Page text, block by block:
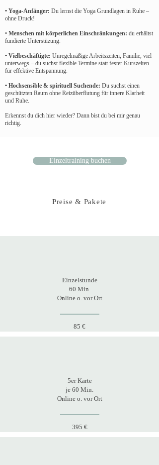
• Yoga-Anfänger: Du lernst die Yoga Grundlagen in Ruhe –
ohne Druck!
• Menschen mit körperlichen Einschränkungen: du erhältst
fundierte Unterstüzung.
• Vielbeschäftigte: Unregelmäßige Arbeitszeiten, Familie, viel
unterwegs – du suchst flexible Termine statt fester Kurszeiten
für effektive Entspannung.
• Hochsensible & spirituell Suchende: Du suchst einen
geschützten Raum ohne Reizüberflutung für innere Klarheit
und Ruhe.
Erkennst du dich hier wieder? Dann bist du bei mir genau
richtig.
Einzeltraining buchen
Preise & Pakete
Einzelstunde
60 Min.
Online o. vor Ort
85 €
5er Karte
je 60 Min.
Online o. vor Ort
395 €